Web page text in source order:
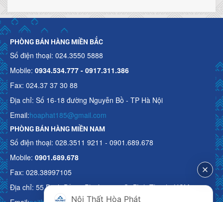
PHÒNG BÁN HÀNG MIỀN BẮC
Số điện thoại: 024.3550 5888
Mobile: 0934.534.777 - 0917.311.386
Fax: 024.37 37 30 88
Địa chỉ: Số 16-18 đường Nguyễn Bồ - TP Hà Nội
Email:hoaphat185@gmail.com
PHÒNG BÁN HÀNG MIỀN NAM
Số điện thoại: 028.3511 9211 - 0901.689.678
Mobile: 0901.689.678
Fax: 028.38997105
Địa chỉ: 55 Bạch Đằng, Phường 15, Q. Bình Thạnh, HCM
Nội Thất Hòa Phát